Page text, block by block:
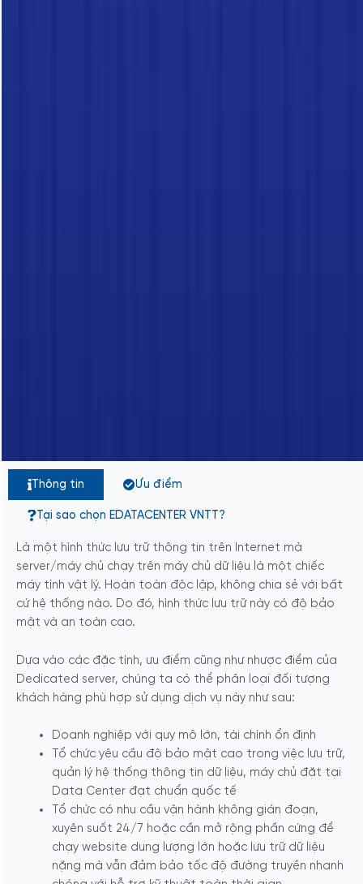
Thông tin Ưu điểm
Tại sao chọn EDATACENTER VNTT?
Là một hình thức lưu trữ thông tin trên Internet mà
server/máy chủ chạy trên máy chủ dữ liệu là một chiếc
máy tính vật lý. Hoàn toàn độc lập, không chia sẻ với bất
cứ hệ thống nào. Do đó, hình thức lưu trữ này có độ bảo
mật và an toàn cao.
Dựa vào các đặc tính, ưu điểm cũng như nhược điểm của
Dedicated server, chúng ta có thể phân loại đối tượng
khách hàng phù hợp sử dụng dịch vụ này như sau:
Doanh nghiệp với quy mô lớn, tài chính ổn định
Tổ chức yêu cầu độ bảo mật cao trong việc lưu trữ,
quản lý hệ thống thông tin dữ liệu, máy chủ đặt tại
Data Center đạt chuẩn quốc tế
Tổ chức có nhu cầu vận hành không gián đoạn,
xuyên suốt 24/7 hoặc cần mở rộng phần cứng để
chạy website dung lượng lớn hoặc lưu trữ dữ liệu
nặng mà vẫn đảm bảo tốc độ đường truyền nhanh